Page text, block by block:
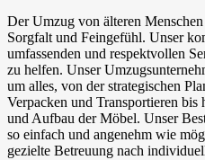
Der Umzug von älteren
Sorgfalt und Feingefühl. Unser
umfassenden und respektvollen
zu helfen. Unser
um alles, von der strategischen
Verpacken und Transportieren
und Aufbau der Möbel. Unser
so einfach und angenehm wie
gezielte Betreuung nach